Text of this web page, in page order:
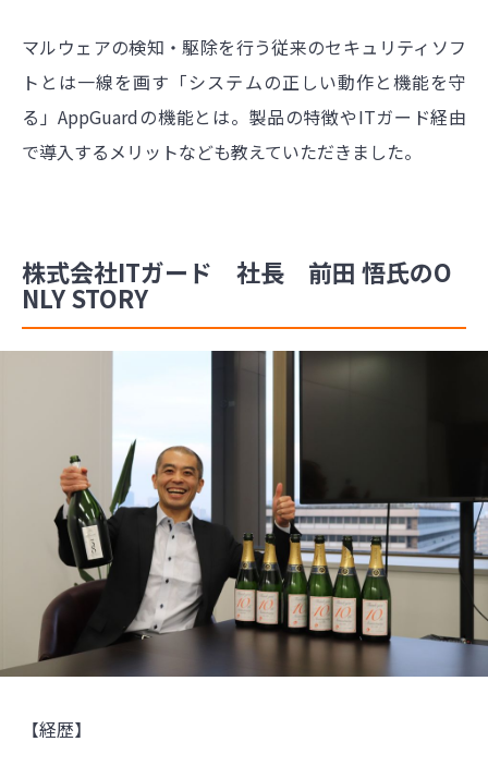
マルウェアの検知・駆除を行う従来のセキュリティソフ
トとは一線を画す「システムの正しい動作と機能を守
る」AppGuardの機能とは。製品の特徴やITガード経由
で導入するメリットなども教えていただきました。
株式会社ITガード 社長 前田 悟氏のO
NLY STORY
【経歴】